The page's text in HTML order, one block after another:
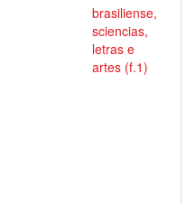
brasiliense,
sciencias,
letras e
artes (f.1)